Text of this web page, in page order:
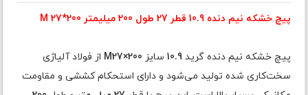
پیچ خشکه نیم دنده 10.9 قطر 27 طول 200 میلیمتر M 27*200
پیچ خشکه نیم دنده گرید10.9 سایز M27×200 از فولاد آلیاژی
سخت‌کاری شده تولید می‌شود و دارای استحکام کششی و مقاومت